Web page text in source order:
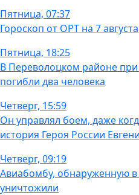
Пятница, 07:37
Гороскоп от ОРТ на 7 августа
Пятница, 18:25
В Переволоцком районе
погибли два человека
Четверг, 15:59
Он управлял боем, даже
история Героя России
Четверг, 09:19
Авиабомбу, обнаруженную
уничтожили